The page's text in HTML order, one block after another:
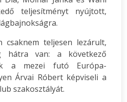
teljesítményt nyújtott,
csaknem teljesen lezárult,
hátra van: a következő
a mezei futó Európa-
Árvai Róbert képviseli a
szakosztályát.